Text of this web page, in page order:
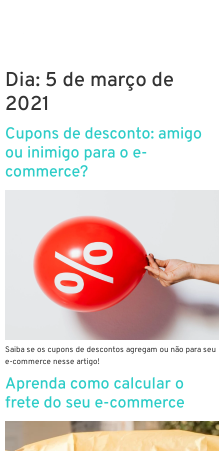
Dia: 5 de março de
2021
Cupons de desconto: amigo
ou inimigo para o e-
commerce?
Saiba se os cupons de descontos agregam ou não para seu
e-commerce nesse artigo!
Aprenda como calcular o
frete do seu e-commerce